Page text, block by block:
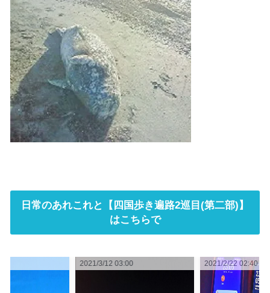
日常のあれこれと【四国歩き遍路2巡目(第二部)】
はこちらで
2021/2/22 02:40 2021/2/26 11:32